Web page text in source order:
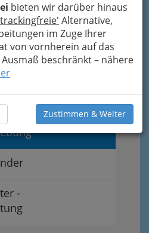
bieten wir darüber hinaus
Alternative,
im Zuge Ihrer
von vornherein auf das
beschränkt – nähere
Zustimmen & Weiter
Immobilien
und
in Graz
-